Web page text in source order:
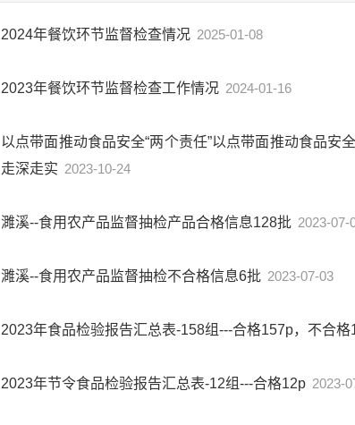
2024年餐饮环节监督检查情况 2025-01-08
2023年餐饮环节监督检查工作情况 2024-01-16
以点带面推动食品安全“两个责任”以点带面推动食品安
走深走实 2023-10-24
濉溪--食用农产品监督抽检产品合格信息128批 2023-07-
濉溪--食用农产品监督抽检不合格信息6批 2023-07-03
2023年食品检验报告汇总表-158组---合格157p，不合格
2023年节令食品检验报告汇总表-12组---合格12p 2023-